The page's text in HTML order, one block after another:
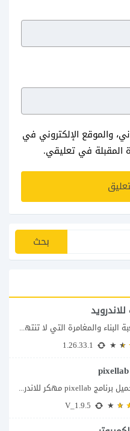
والموقع الإلكتروني في
المقبلة في تعليقي.
انضم الى التليجرام لعبة البناء والمغامرة التي لا تنتهي Minecraft إذا كنت تبحث عن...
انضم الى التليجرام تحميل برنامج pixellab مهكر للاندرويد يعتبر تطبيق بيكسلاب من اشهر تطبيقات...